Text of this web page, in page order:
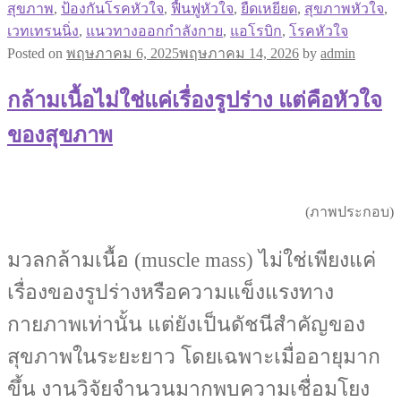
สุขภาพ, ป้องกันโรคหัวใจ, ฟื้นฟูหัวใจ, ยืดเหยียด, สุขภาพหัวใจ,
เวทเทรนนิ่ง, แนวทางออกกำลังกาย, แอโรบิก, โรคหัวใจ
Posted on พฤษภาคม 6, 2025พฤษภาคม 14, 2026 by admin
กล้ามเนื้อไม่ใช่แค่เรื่องรูปร่าง แต่คือหัวใจ
ของสุขภาพ
(ภาพประกอบ)
มวลกล้ามเนื้อ (muscle mass) ไม่ใช่เพียงแค่
เรื่องของรูปร่างหรือความแข็งแรงทาง
กายภาพเท่านั้น แต่ยังเป็นดัชนีสำคัญของ
สุขภาพในระยะยาว โดยเฉพาะเมื่ออายุมาก
ขึ้น งานวิจัยจำนวนมากพบความเชื่อมโยง